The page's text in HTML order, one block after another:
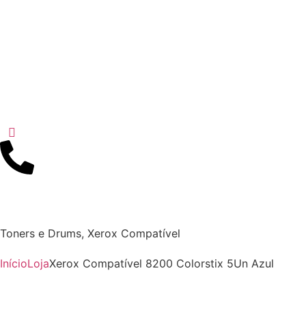
Toners e Drums, Xerox Compatível
InícioLojaXerox Compatível 8200 Colorstix 5Un Azul